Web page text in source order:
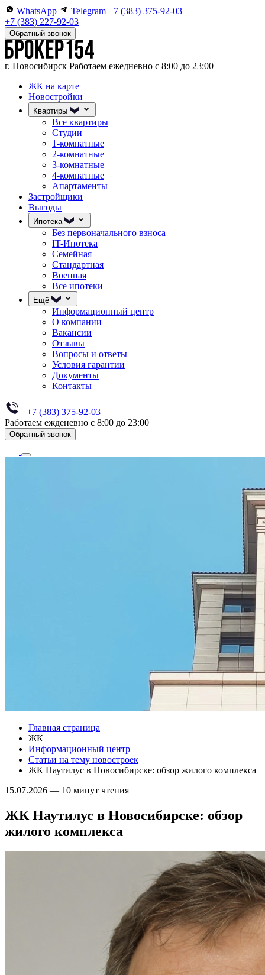
WhatsApp Telegram +7 (383) 375-92-03
+7 (383) 227-92-03
Обратный звонок
г. Новосибирск Работаем ежедневно с 8:00 до 23:00
ЖК на карте
Новостройки
Квартиры
Все квартиры
Студии
1-комнатные
2-комнатные
3-комнатные
4-комнатные
Апартаменты
Застройщики
Выгоды
Ипотека
Без первоначального взноса
IT-Ипотека
Семейная
Стандартная
Военная
Все ипотеки
Ещё
Информационный центр
О компании
Вакансии
Отзывы
Вопросы и ответы
Условия гарантии
Документы
Контакты
+7 (383) 375-92-03
Работаем ежденевно с 8:00 до 23:00
Обратный звонок
Главная страница
ЖК
Информационный центр
Статьи на тему новостроек
ЖК Наутилус в Новосибирске: обзор жилого комплекса
15.07.2026 — 10 минут чтения
ЖК Наутилус в Новосибирске: обзор
жилого комплекса